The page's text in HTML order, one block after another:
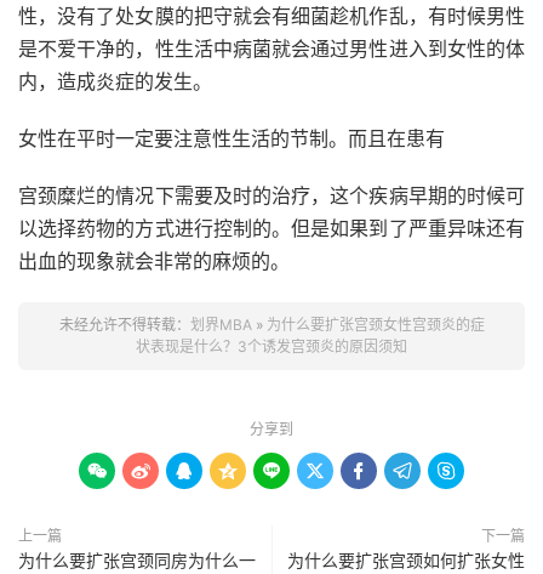
性，没有了处女膜的把守就会有细菌趁机作乱，有时候男性
是不爱干净的，性生活中病菌就会通过男性进入到女性的体
内，造成炎症的发生。
女性在平时一定要注意性生活的节制。而且在患有
宫颈糜烂的情况下需要及时的治疗，这个疾病早期的时候可
以选择药物的方式进行控制的。但是如果到了严重异味还有
出血的现象就会非常的麻烦的。
未经允许不得转载： 划界MBA» 为什么要扩张宫颈女性宫颈炎的症
状表现是什么？3个诱发宫颈炎的原因须知
分享到
        
上一篇
为什么要扩张宫颈同房为什么一
下一篇
为什么要扩张宫颈如何扩张女性